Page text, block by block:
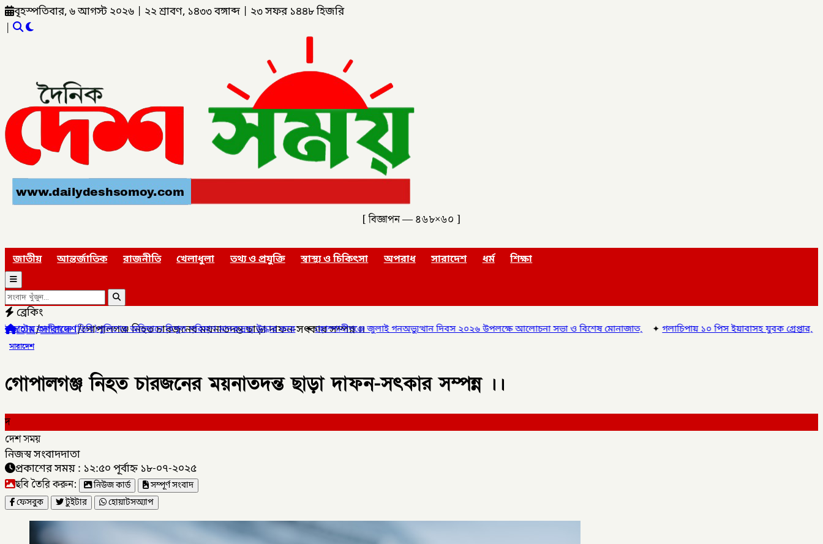
বৃহস্পতিবার, ৬ আগস্ট ২০২৬ ২২ শ্রাবণ, ১৪৩৩ বঙ্গাব্দ ২৩ সফর ১৪৪৮ হিজরি
|
[ বিজ্ঞাপন — ৪৬৮×৬০ ]
জাতীয় আন্তর্জাতিক রাজনীতি খেলাধুলা তথ্য ও প্রযুক্তি স্বাস্থ্য ও চিকিৎসা অপরাধ সারাদেশ ধর্ম শিক্ষা
ব্রেকিং
(ডিবি)পুলিশের অভিযানে বিপুল পরিমাণ মাদকদ্রব্য উদ্ধার করে✦কোম্পানীগঞ্জে জুলাই গনঅভ্যুত্থান দিবস ২০২৬ উপলক্ষে আলোচনা সভা ও বিশেষ মোনাজাত,✦গলাচিপায় ১০ পিস ইয়াবাসহ যুবক গ্রেপ্তার,✦
হোম/সারাদেশ/গোপালগঞ্জ নিহত চারজনের ময়নাতদন্ত ছাড়া দাফন-সৎকার সম্পন্ন ।।
সারাদেশ
গোপালগঞ্জ নিহত চারজনের ময়নাতদন্ত ছাড়া দাফন-সৎকার সম্পন্ন ।।
দ
দেশ সময়
নিজস্ব সংবাদদাতা
প্রকাশের সময় : ১২:৫০ পূর্বাহ্ন ১৮-০৭-২০২৫
ছবি তৈরি করুন: নিউজ কার্ড
সম্পূর্ণ সংবাদ
ফেসবুক
টুইটার হোয়াটসঅ্যাপ